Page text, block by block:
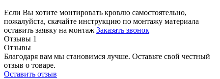
Если Вы хотите монтировать кровлю самостоятельно,
пожалуйста, скачайте инструкцию по монтажу материала
оставить заявку на монтаж Заказать звонок
Отзывы 1
Отзывы
Благодаря вам мы становимся лучше. Оставьте свой честный
отзыв о товаре.
Оставить отзыв